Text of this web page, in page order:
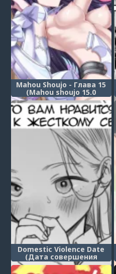
Mahou Shoujo - Глава 15
(Mahou shoujo 15.0
(Девушки-волшебницы))
Domestic Violence Date
(Дата совершения
насилия)